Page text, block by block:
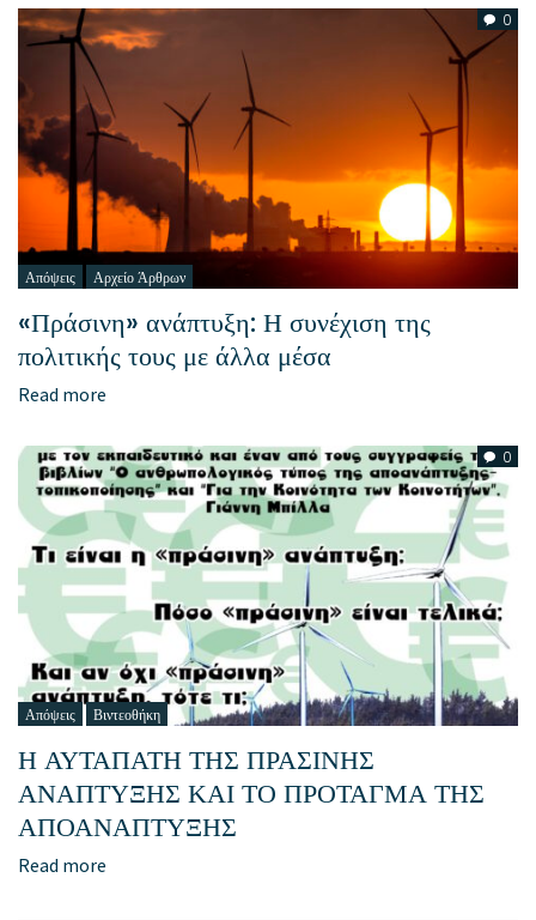
0
Απόψεις Αρχείο Άρθρων
«Πράσινη» ανάπτυξη: Η συνέχιση της
πολιτικής τους με άλλα μέσα
Read more
0
Απόψεις Βιντεοθήκη
Η ΑΥΤΑΠΑΤΗ ΤΗΣ ΠΡΑΣΙΝΗΣ
ΑΝΑΠΤΥΞΗΣ ΚΑΙ ΤΟ ΠΡΟΤΑΓΜΑ ΤΗΣ
ΑΠΟΑΝΑΠΤΥΞΗΣ
Read more